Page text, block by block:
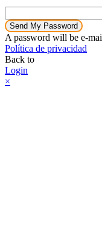
Send My Password
A password will be e-
Política de privacidad
Back to
Login
×